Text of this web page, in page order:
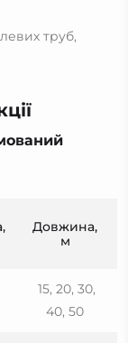
труб,
Довжина,
м
15, 20, 30,
40, 50